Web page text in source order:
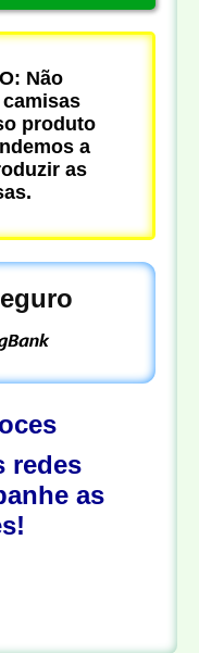
Não
produto
a
as
redes
as